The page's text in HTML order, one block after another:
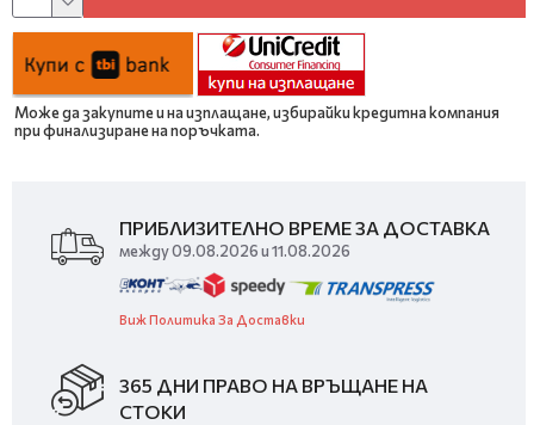
Може да закупите и на изплащане, избирайки кредитна компания
при финализиране на поръчката.
ПРИБЛИЗИТЕЛНО ВРЕМЕ ЗА ДОСТАВКА
между 09.08.2026 и 11.08.2026
Виж Политика За Доставки
365 ДНИ ПРАВО НА ВРЪЩАНЕ НА
СТОКИ